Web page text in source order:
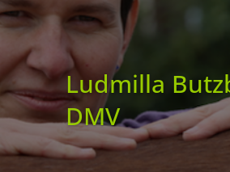
Ludmilla
DMV